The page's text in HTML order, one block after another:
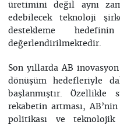
üretimini değil aynı
edebilecek teknoloji
destekleme
değerlendirilmektedir.
Son yıllarda AB
dönüşüm hedefleriyle
başlanmıştır. Özellikle
rekabetin artması,
politikası ve teknolojik